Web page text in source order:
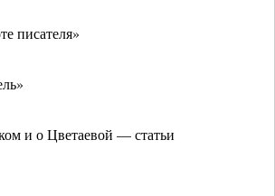
писателя»
и о Цветаевой — статьи